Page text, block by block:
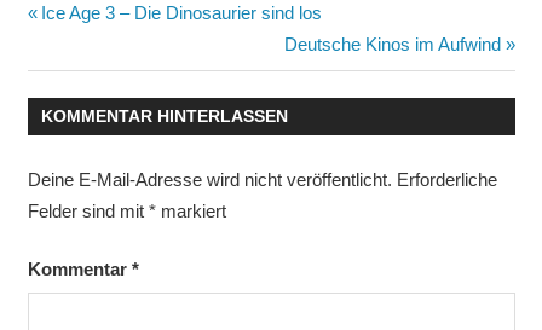
Beitragsnavigation
Vorheriger
Ice Age 3 – Die Dinosaurier sind los
Nächster
Beitrag:
Deutsche Kinos im Aufwind
KOMMENTAR HINTERLASSEN
Deine E-Mail-Adresse wird nicht veröffentlicht. Erforderliche
Felder sind mit *markiert
Kommentar *